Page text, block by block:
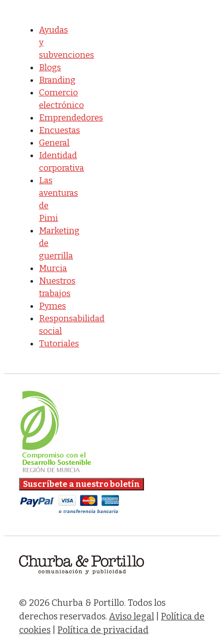
Ayudas
y
subvenciones
Blogs
Branding
Comercio
electrónico
Emprendedores
Encuestas
General
Identidad
corporativa
Las
aventuras
de
Pimi
Marketing
de
guerrilla
Murcia
Nuestros
trabajos
Pymes
Responsabilidad
social
Tutoriales
© 2026 Churba & Portillo. Todos los
derechos reservados.Aviso legal
Política de
cookies
Política de privacidad